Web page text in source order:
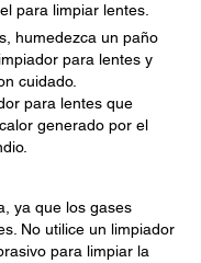
para limpiar lentes.
humedezca un paño
para lentes y
cuidado.
para lentes que
generado por el
ya que los gases
No utilice un limpiador
para limpiar la